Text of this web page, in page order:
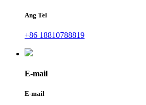
Ang Tel
+86 18810788819
E-mail
E-mail